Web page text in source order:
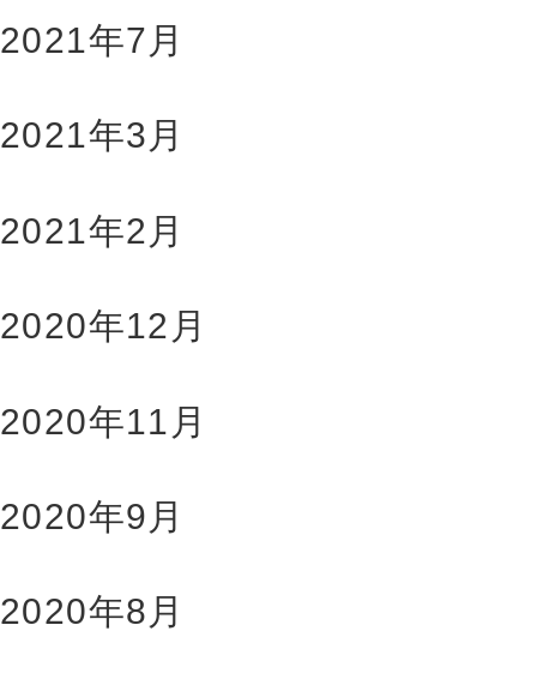
2021年7月
2021年3月
2021年2月
2020年12月
2020年11月
2020年9月
2020年8月